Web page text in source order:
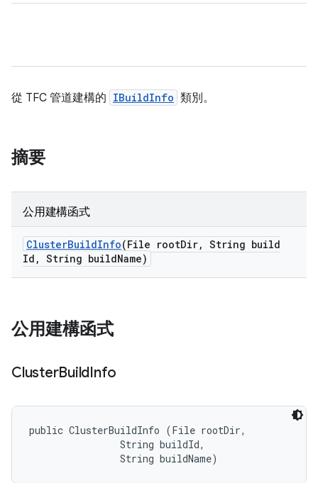
從 TFC 管道建構的 IBuildInfo 類別。
摘要
公用建構函式
ClusterBuildInfo(File rootDir, String build
Id , String buildName)
公用建構函式
ClusterBuildInfo
public ClusterBuildInfo (File rootDir,
                String buildId,
                String buildName)